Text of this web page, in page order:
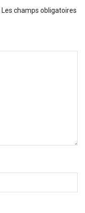
Les champs obligatoires